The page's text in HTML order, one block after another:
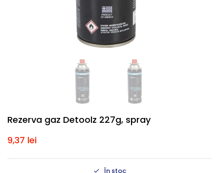
Rezerva gaz Detoolz 227g, spray
9,37 lei
În stoc